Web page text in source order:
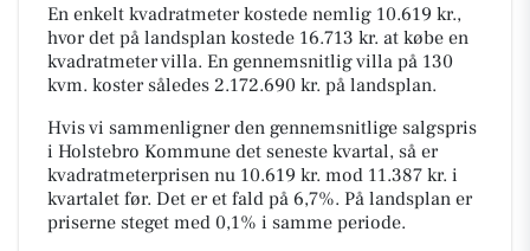
En enkelt kvadratmeter kostede nemlig 10.619 kr.,
hvor det på landsplan kostede 16.713 kr. at købe en
kvadratmeter villa. En gennemsnitlig villa på 130
kvm. koster således 2.172.690 kr. på landsplan.
Hvis vi sammenligner den gennemsnitlige salgspris
i Holstebro Kommune det seneste kvartal, så er
kvadratmeterprisen nu 10.619 kr. mod 11.387 kr. i
kvartalet før. Det er et fald på 6,7%. På landsplan er
priserne steget med 0,1% i samme periode.